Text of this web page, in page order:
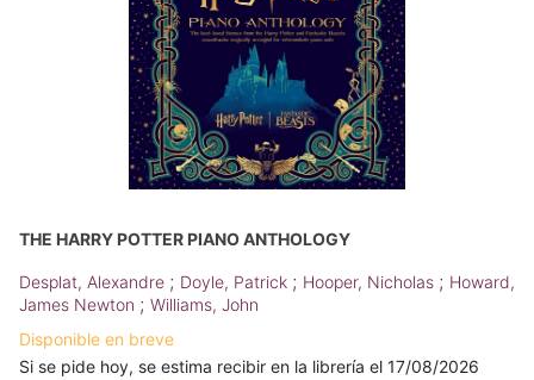
THE HARRY POTTER PIANO ANTHOLOGY
Desplat, Alexandre ; Doyle, Patrick ; Hooper, Nicholas ; Howard,
James Newton ; Williams, John
Disponible en breve
Si se pide hoy, se estima recibir en la librería el 17/08/2026